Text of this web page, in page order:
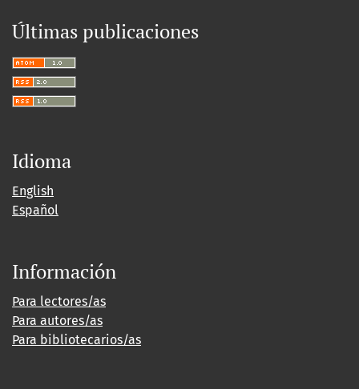
Últimas publicaciones
Idioma
English
Español
Información
Para lectores/as
Para autores/as
Para bibliotecarios/as